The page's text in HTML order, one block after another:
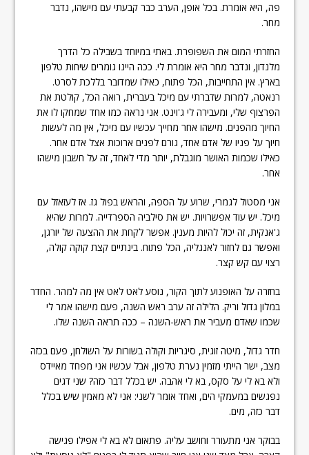
פה, היא אומרת. בכל אופן, הערב כבר קבעתי עם מישהו, נדבר
מחר.
החזרתי המום את השפופרת. באתי במיוחד בשבילה כל הדרך
מלנדון, ונדבר מחר היא אומרת לי. ככה היינו גומרים שיחות טלפון
בארץ. אין התחייבות, הכל פתוח, כאילו שמדובר בללכת לסרט.
רנאטה, למרות שדברתי עם מיכל בעברית, רואה הכל, קולטת את
הפרצוף שלי, ומעבירה לי ג'וינט. אני נראה כמו אחד שמחקו לו את
החיוך מהפנים. מישהו אחר מחייך עכשיו עם מיכל, אין מה לעשות
חיוך על פניו של אדם אחד, גורם לפנים ארוכות אצל אדם אחר.
כאילו שכמות האושר מוגבלת, יותר מדי לאחד, זה על חשבון מישהו
אחר.
אני מסטול לגמרי, שרוע על הספה, והראש בפול גז. אז לעזאזל עם
מיכל. יש עוד אפשרויות. יש את סילביה הספרדייה. למרות שהיא
ג'אנקית, זה יכול להיות מענין. אפשר לקחת את ההצעה של יורגן,
ואפשר גם לחזור לאנגליה, הכל פתוח. בינתיים קצת קוקה קולה,
רצוי עם קש קצר.
בחזרה על האופנוע לתוך הקור, נוסע לאט לאט אין מה למהר. החדר
במלון גדול וריק. הלילה זה ערב ראש השנה, פעם מישהו אמר לי
שכמו שאדם מעביר את ראש-השנה – ככה תראה השנה שלו.
חדר גדול, מיטה זוגית, סיגריות וקולה בשורות על השולחן, פעם בכזה
מצב, ישר הייתי מזמין נערת טלפון, אבל עכשיו אני מפחד מאיידס
ולא בא לי על סקס, בא לי אהבה. יש בכלל דבר כזה? שני דגים
נפגשים במעמקי הים, ואחד אומר לשני: אני לא מאמין שיש בכלל
דבר כזה, מים.
בבוקר אני מתעורר וחושב עליה. פתאום לא בא לי אפילו פגישה